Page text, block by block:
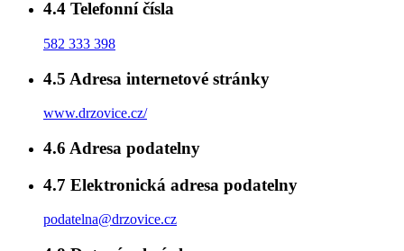
4.4 Telefonní čísla
582 333 398
4.5 Adresa internetové stránky
www.drzovice.cz/
4.6 Adresa podatelny
4.7 Elektronická adresa podatelny
podatelna@drzovice.cz